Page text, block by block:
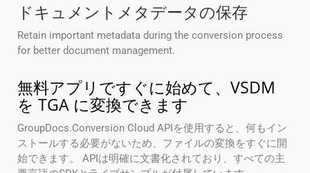
ドキュメントメタデータの保存
Retain important metadata during the conversion process
for better document management.
無料アプリですぐに始めて、VSDM
を TGA に変換できます
GroupDocs.Conversion Cloud APIを使用すると、何もイン
ストールする必要がないため、ファイルの変換をすぐに開
始できます。 APIは明確に文書化されており、すべての主